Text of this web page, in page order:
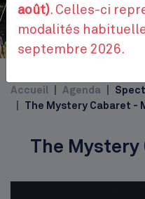
Cinquantenaire
Accueil Agenda
The Mystery Cabaret -
The Mystery
août). Celles-ci
modalités
septembre 2026.